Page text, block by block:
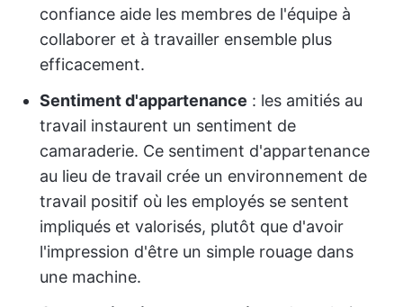
confiance aide les membres de l'équipe à
collaborer et à travailler ensemble plus
efficacement.
Sentiment d'appartenance : les amitiés au
travail instaurent un sentiment de
camaraderie. Ce sentiment d'appartenance
au lieu de travail crée un environnement de
travail positif où les employés se sentent
impliqués et valorisés, plutôt que d'avoir
l'impression d'être un simple rouage dans
une machine.